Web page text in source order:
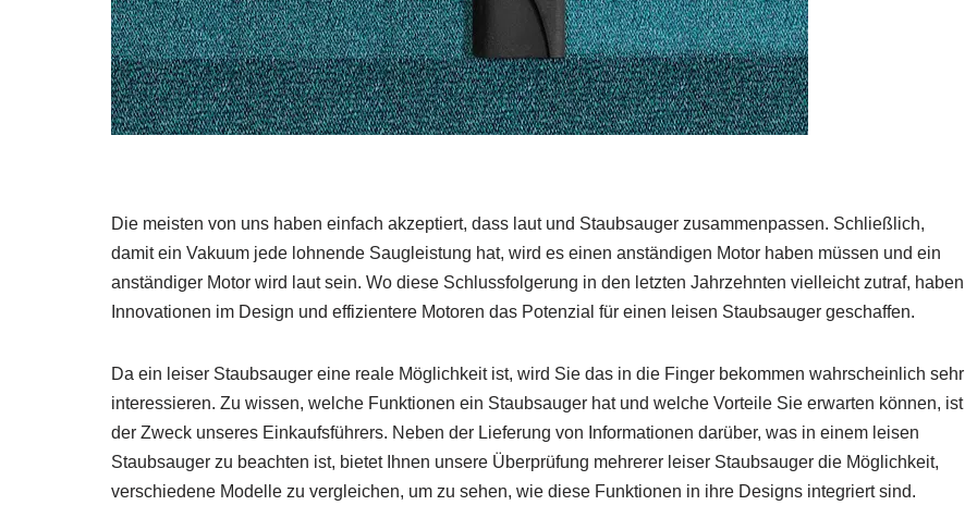
Die meisten von uns haben einfach akzeptiert, dass laut und Staubsauger zusammenpassen. Schließlich,
damit ein Vakuum jede lohnende Saugleistung hat, wird es einen anständigen Motor haben müssen und ein
anständiger Motor wird laut sein. Wo diese Schlussfolgerung in den letzten Jahrzehnten vielleicht zutraf, haben
Innovationen im Design und effizientere Motoren das Potenzial für einen leisen Staubsauger geschaffen.
Da ein leiser Staubsauger eine reale Möglichkeit ist, wird Sie das in die Finger bekommen wahrscheinlich sehr
interessieren. Zu wissen, welche Funktionen ein Staubsauger hat und welche Vorteile Sie erwarten können, ist
der Zweck unseres Einkaufsführers. Neben der Lieferung von Informationen darüber, was in einem leisen
Staubsauger zu beachten ist, bietet Ihnen unsere Überprüfung mehrerer leiser Staubsauger die Möglichkeit,
verschiedene Modelle zu vergleichen, um zu sehen, wie diese Funktionen in ihre Designs integriert sind.